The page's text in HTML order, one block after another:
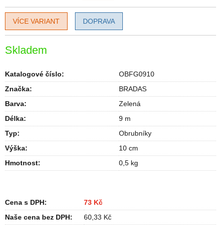
Skladem
Katalogové číslo:
OBFG0910
Značka:
BRADAS
Barva:
Zelená
Délka:
9 m
Typ:
Obrubníky
Výška:
10 cm
Hmotnost: 0,5 kg
VÍCE VARIANT DOPRAVA
Cena s DPH:
73 Kč
Naše cena bez DPH:
60,33 Kč